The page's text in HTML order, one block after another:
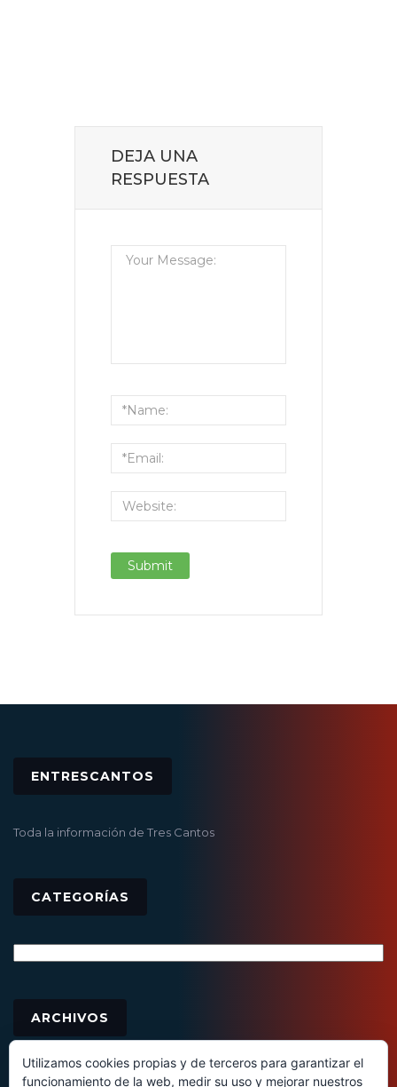
DEJA UNA
RESPUESTA
ENTRESCANTOS
Toda la información de Tres Cantos
CATEGORÍAS
ARCHIVOS
Utilizamos cookies propias y de terceros para garantizar el
funcionamiento de la web, medir su uso y mejorar nuestros